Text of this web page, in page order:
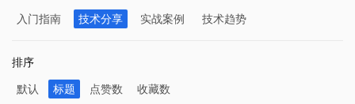
入门指南
技术分享 实战案例 技术趋势
排序
默认
标题 点赞数 收藏数